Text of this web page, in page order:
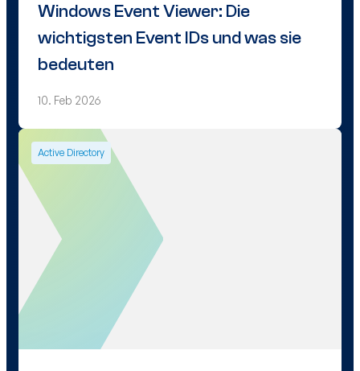
Windows Event Viewer: Die
wichtigsten Event IDs und was sie
bedeuten
10. Feb 2026
Active Directory